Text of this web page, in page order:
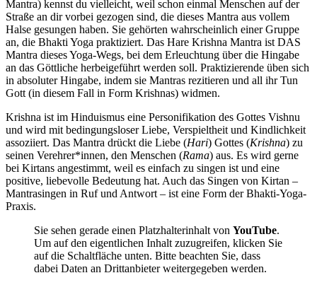
Mantra) kennst du vielleicht, weil schon einmal Menschen auf der
Straße an dir vorbei gezogen sind, die dieses Mantra aus vollem
Halse gesungen haben. Sie gehörten wahrscheinlich einer Gruppe
an, die Bhakti Yoga praktiziert. Das Hare Krishna Mantra ist DAS
Mantra dieses Yoga-Wegs, bei dem Erleuchtung über die Hingabe
an das Göttliche herbeigeführt werden soll. Praktizierende üben sich
in absoluter Hingabe, indem sie Mantras rezitieren und all ihr Tun
Gott (in diesem Fall in Form Krishnas) widmen.
Krishna ist im Hinduismus eine Personifikation des Gottes Vishnu
und wird mit bedingungsloser Liebe, Verspieltheit und Kindlichkeit
assoziiert. Das Mantra drückt die Liebe (Hari) Gottes (Krishna) zu
seinen Verehrer*innen, den Menschen (Rama) aus. Es wird gerne
bei Kirtans angestimmt, weil es einfach zu singen ist und eine
positive, liebevolle Bedeutung hat. Auch das Singen von Kirtan –
Mantrasingen in Ruf und Antwort – ist eine Form der Bhakti-Yoga-
Praxis.
Sie sehen gerade einen Platzhalterinhalt von YouTube.
Um auf den eigentlichen Inhalt zuzugreifen, klicken Sie
auf die Schaltfläche unten. Bitte beachten Sie, dass
dabei Daten an Drittanbieter weitergegeben werden.